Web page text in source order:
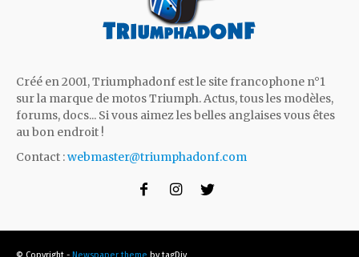
Créé en 2001, Triumphadonf est le site francophone n°1
sur la marque de motos Triumph. Actus, tous les modèles,
forums, docs... Si vous aimez les belles anglaises vous êtes
au bon endroit !
Contact :webmaster@triumphadonf.com